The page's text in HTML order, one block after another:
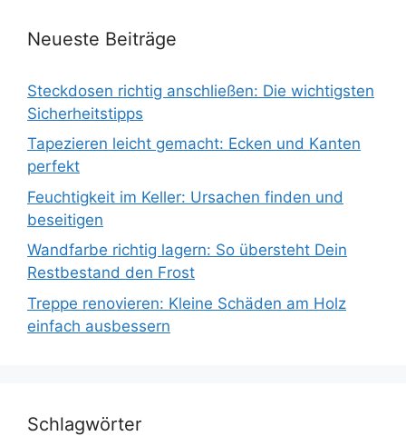
Neueste Beiträge
Steckdosen richtig anschließen: Die wichtigsten
Sicherheitstipps
Tapezieren leicht gemacht: Ecken und Kanten
perfekt
Feuchtigkeit im Keller: Ursachen finden und
beseitigen
Wandfarbe richtig lagern: So übersteht Dein
Restbestand den Frost
Treppe renovieren: Kleine Schäden am Holz
einfach ausbessern
Schlagwörter